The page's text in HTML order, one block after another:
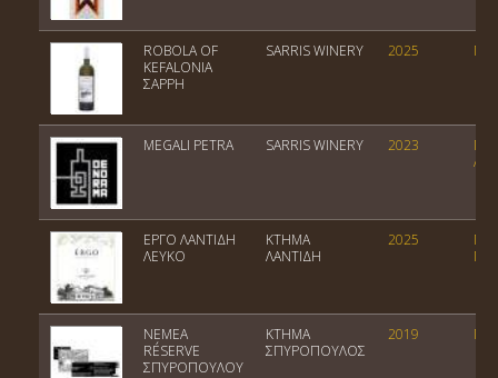
ROBOLA OF
KEFALONIA
ΣΑΡΡΗ
SARRIS WINERY 2025
MEGALI PETRA SARRIS WINERY 2023
ΕΡΓΟ ΛΑΝΤΙΔΗ
ΛΕΥΚΟ
ΚΤΗΜΑ
ΛΑΝΤΙΔΗ
2025
ΠΓΕ
ΝΕΜΕΑ
RÉSERVE
ΣΠΥΡΟΠΟΥΛΟΥ
ΚΤΗΜΑ
ΣΠΥΡΟΠΟΥΛΟΣ
2019